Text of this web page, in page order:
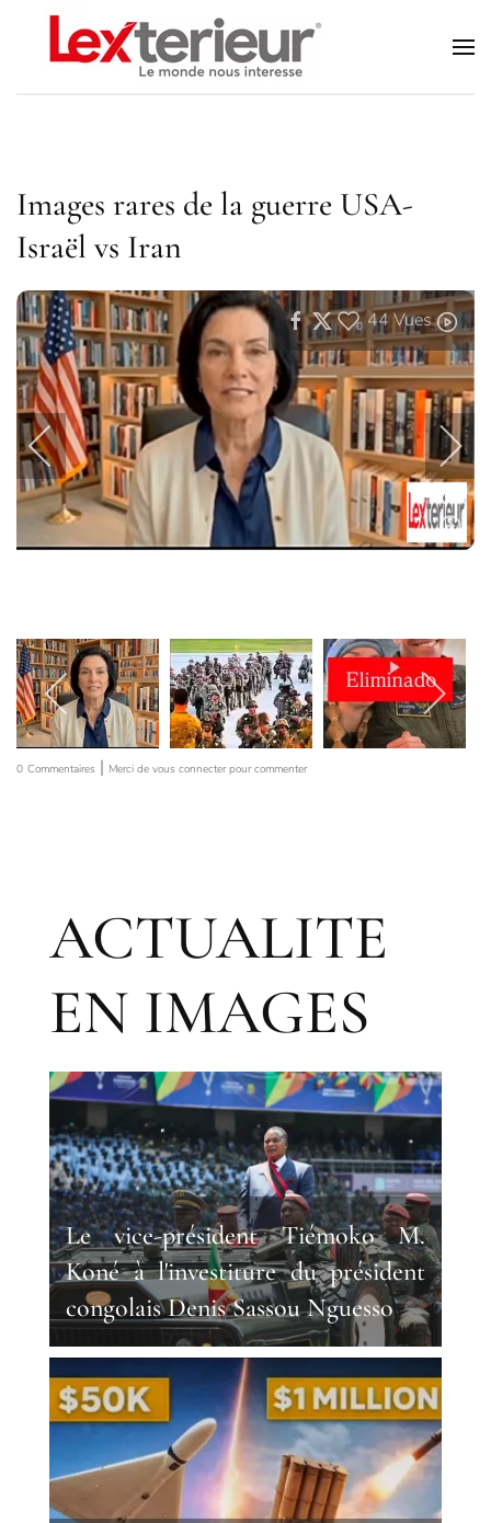
Accéder au contenu principal
Images rares de la guerre USA-
Israël vs Iran
0 44Vues
0 Commentaires | Merci de vous connecter pour commenter
ACTUALITE
EN IMAGES
Le vice-président Tiémoko M.
Koné à l'investiture du président
congolais Denis Sassou Nguesso